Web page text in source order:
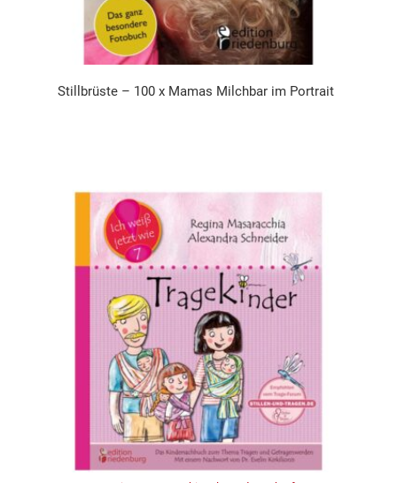
Stillbrüste – 100 x Mamas Milchbar im Portrait